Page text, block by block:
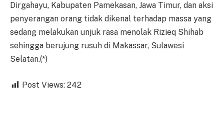
Dirgahayu, Kabupaten Pamekasan, Jawa Timur, dan aksi
penyerangan orang tidak dikenal terhadap massa yang
sedang melakukan unjuk rasa menolak Rizieq Shihab
sehingga berujung rusuh di Makassar, Sulawesi
Selatan.(*)
Post Views: 242